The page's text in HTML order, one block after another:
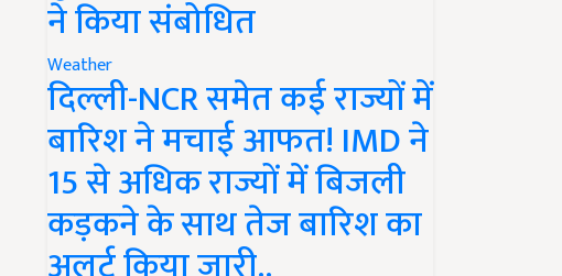
ने किया संबोधित
Weather
दिल्ली-NCR समेत कई राज्यों में
बारिश ने मचाई आफत! IMD ने
15 से अधिक राज्यों में बिजली
कड़कने के साथ तेज बारिश का